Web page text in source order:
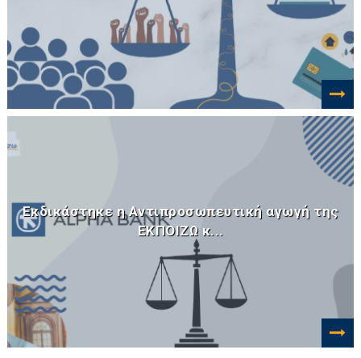
Εκδικάστηκε η Αντιπροσωπευτική αγωγή της
ΕΚΠΟΙΖΩ κ...